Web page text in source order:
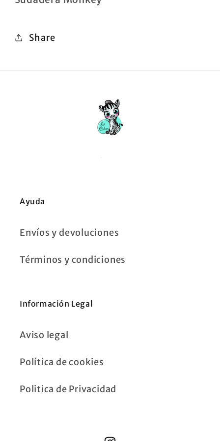
Share
Ayuda
Envíos y devoluciones
Términos y condiciones
Información Legal
Aviso legal
Política de cookies
Politica de Privacidad